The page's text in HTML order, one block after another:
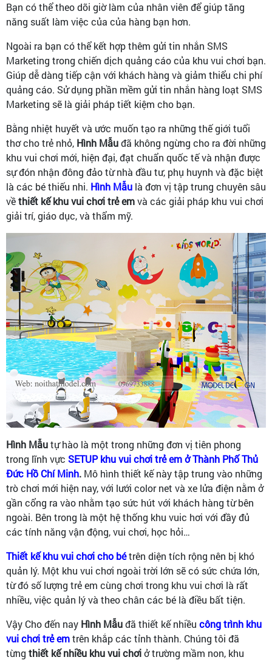
Bạn có thể theo dõi giờ làm của nhân viên để giúp tăng
năng suất làm việc của của hàng bạn hơn.
Ngoài ra bạn có thể kết hợp thêm gửi tin nhắn SMS
Marketing trong chiến dịch quảng cáo của khu vui chơi bạn.
Giúp dễ dàng tiếp cận với khách hàng và giảm thiểu chi phí
quảng cáo. Sử dụng phần mềm gửi tin nhắn hàng loạt SMS
Marketing sẽ là giải pháp tiết kiệm cho bạn.
Bằng nhiệt huyết và ước muốn tạo ra những thế giới tuổi
thơ cho trẻ nhỏ, Hình Mẫuđã không ngừng cho ra đời những
khu vui chơi mới, hiện đại, đạt chuẩn quốc tế và nhận được
sự đón nhận đông đảo từ nhà đầu tư, phụ huynh và đặc biệt
là các bé thiếu nhi. Hình Mẫu là đơn vị tập trung chuyên sâu
vềthiết kế khu vui chơi trẻ emvà các giải pháp khu vui chơi
giải trí, giáo dục, và thẩm mỹ.
Hình Mẫutự hào là một trong những đơn vị tiên phong
trong lĩnh vực SETUP khu vui chơi trẻ em ở Thành Phố Thủ
Đức Hồ Chí Minh. Mô hình thiết kế này tập trung vào những
trò chơi mới hiện nay, với lưới color net và xe lửa điện nằm ở
gần cổng ra vào nhằm tạo sức hút với khách hàng từ bên
ngoài. Bên trong là một hệ thống khu vuic hơi với đầy đủ
các tính năng vận động, vui chơi, học hỏi…
Thiết kế khu vui chơi cho bétrên diện tích rộng nên bị khó
quản lý. Một khu vui chơi ngoài trời lớn sẽ có sức chứa lớn,
từ đó số lượng trẻ em cùng chơi trong khu vui chơi là rất
nhiều, việc quản lý và theo chân các bé là điều bất tiện.
Vậy Cho đến nay Hình Mẫuđã thiết kế nhiều công trình khu
vui chơi trẻ emtrên khắp các tỉnh thành. Chúng tôi đã
từng thiết kế nhiều khu vui chơiở trường mầm non, khu